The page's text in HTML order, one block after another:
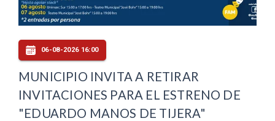
06-08-2026 16:00
MUNICIPIO INVITA A RETIRAR
INVITACIONES PARA EL ESTRENO DE
"EDUARDO MANOS DE TIJERA"